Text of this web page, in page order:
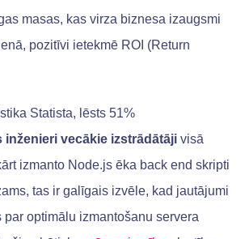
masas, kas virza biznesa izaugsmi
pozitīvi ietekmē ROI (Return
Statista, lēsts 51%
inženieri vecākie izstrādātāji visā
izmanto Node.js ēka back end skripti
tas ir galīgais izvēle, kad jautājumi
optimālu izmantošanu servera